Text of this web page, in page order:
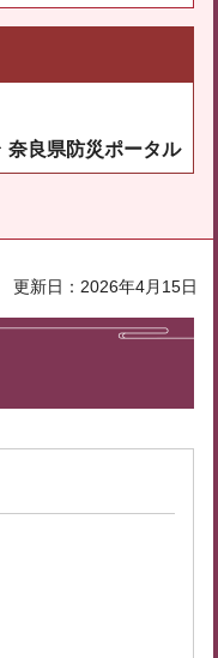
奈良県防災ポータル
更新日：2026年4月15日